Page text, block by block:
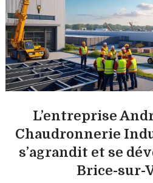
L’entreprise
Chaudronnerie
s’agrandit et se
Brice-sur-